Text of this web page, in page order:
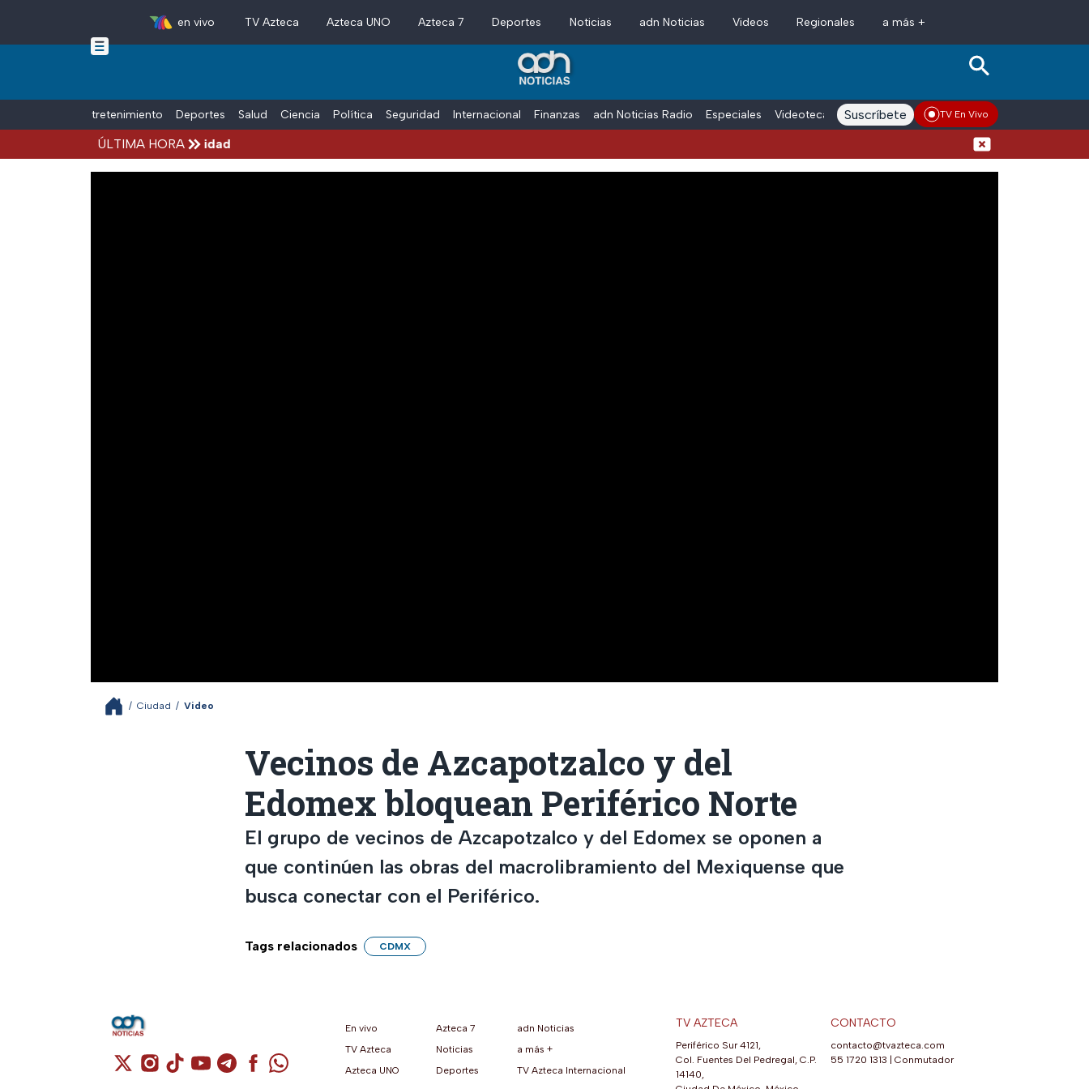
Skip to main content
en vivo TV Azteca Azteca UNO Azteca 7 Deportes Noticias adn Noticias Videos Regionales a más +
Entretenimiento Deportes Salud Ciencia Política Seguridad Internacional Finanzas adn Noticias Radio Especiales Videoteca Conductores Voces adn Noticias
Suscríbete TV En Vivo
ÚLTIMA HORA
por alerta de seguridad
/ Ciudad / Video
Vecinos de Azcapotzalco y del
Edomex bloquean Periférico Norte
El grupo de vecinos de Azcapotzalco y del Edomex se oponen a
que continúen las obras del macrolibramiento del Mexiquense que
busca conectar con el Periférico.
Tags relacionados CDMX
Cuenta de X / Twitter (se abre en una nueva pestaña)
Cuenta de Instagram (se abre en una nueva pestaña)
Cuenta de TikTok (se abre en una nueva pestaña)
Cuenta de YouTube (se abre en una nueva pestaña)
Cuenta de Telegram (se abre en una nueva pestaña)
Cuenta de Facebook (se abre en una nueva pestaña)
Cuenta de WhatsApp (se abre en una nueva pestaña)
En vivo
TV Azteca
Azteca UNO
Azteca 7
Noticias
Deportes
adn Noticias
a más +
TV Azteca Internacional
TV AZTECA
Periférico Sur 4121,
Col. Fuentes Del Pedregal, C.P.
14140,
CONTACTO
contacto@tvazteca.com
55 1720 1313 | Conmutador